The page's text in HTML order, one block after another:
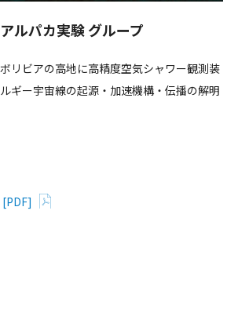
ルパカ実験 グループ
リビアの高地に高精度空気シャワー観測装
ギー宇宙線の起源・加速機構・伝播の解明
[PDF]